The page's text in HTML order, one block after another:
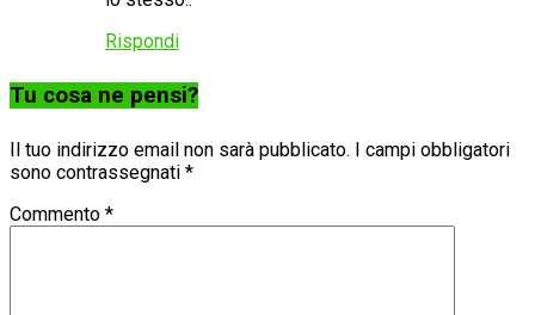
Rispondi
Tu cosa ne pensi?
Il tuo indirizzo email non sarà pubblicato.
I campi obbligatori
sono contrassegnati *
Commento *